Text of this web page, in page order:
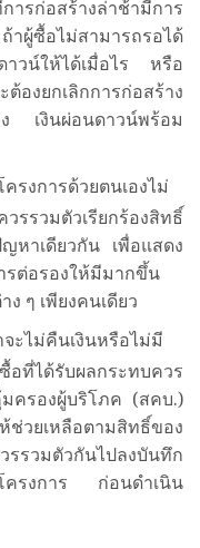
รก่อสร้างล่าช้ามีการ
ซื้อไม่สามารถรอได้
าวน์ให้ได้เมื่อไร หรือ
องยกเลิกการก่อสร้าง
ง เงินผ่อนดาวน์พร้อม
รงการด้วยตนเองไม่
รวมตัวเรียกร้องสิทธิ์
หาเดียวกัน เพื่อแสดง
รต่อรองให้มีมากขึ้น
ง ๆ เพียงคนเดียว
ะไม่คืนเงินหรือไม่มี
อที่ได้รับผลกระทบควร
มครองผู้บริโภค (สคบ.)
ช่วยเหลือตามสิทธิ์ของ
วมตัวกันไปลงบันทึก
โครงการ ก่อนดำเนิน